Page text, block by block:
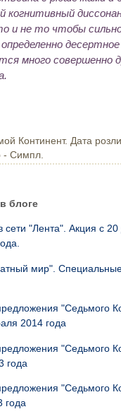
когнитивный
и не то чтобы
много совершенно
Континент. Дата
- Симпл.
в блоге
сети "Лента". Акция с
мир".
"Седьмого
2014 года
"Седьмого
года
"Седьмого
года